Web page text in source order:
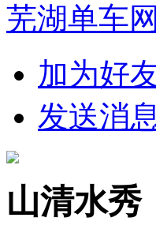
芜湖单车
加为好
发送消
山清水秀